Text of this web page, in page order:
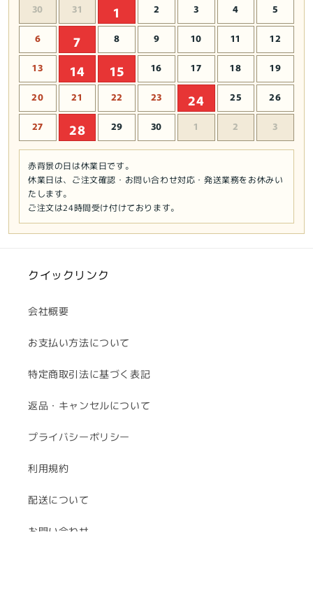
ズ
★
雑
貨】
73381
の
量
を
ら
す
★
貨】
73381
の
を
や
30 31 1 2 3 4 5
6 7 8 9 10 11 12
13 14 15 16 17 18 19
20 21 22 23 24 25 26
27 28 29 30 1 2 3
赤背景の日は休業日です。
休業日は、ご注文確認・お問い合わせ対応・発送業務をお休みい
たします。
ご注文は24時間受け付けております。
クイックリンク
会社概要
お支払い方法について
特定商取引法に基づく表記
返品・キャンセルについて
プライバシーポリシー
利用規約
配送について
お問い合わせ